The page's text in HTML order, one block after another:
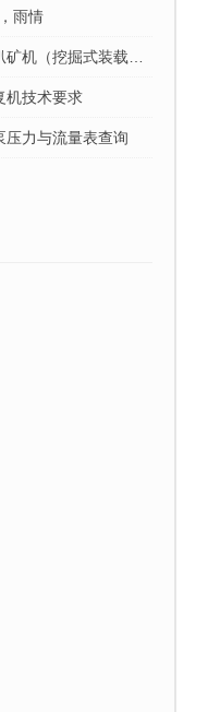
雨情
矿机（挖掘式装载
机技术要求
压力与流量表查询